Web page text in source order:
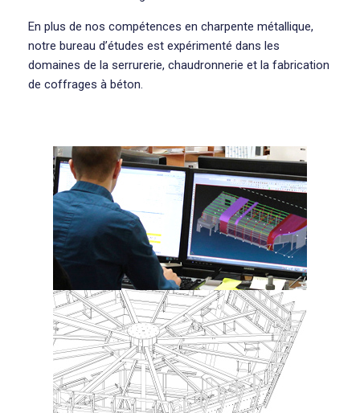
En plus de nos compétences en charpente métallique,
notre bureau d’études est expérimenté dans les
domaines de la serrurerie, chaudronnerie et la fabrication
de coffrages à béton.